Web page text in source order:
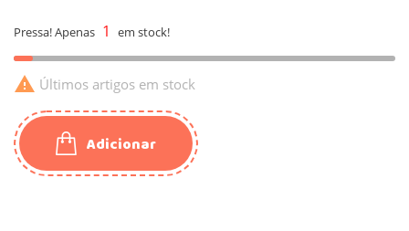
Pressa! Apenas 1 em stock!
 Últimos artigos em stock
Adicionar